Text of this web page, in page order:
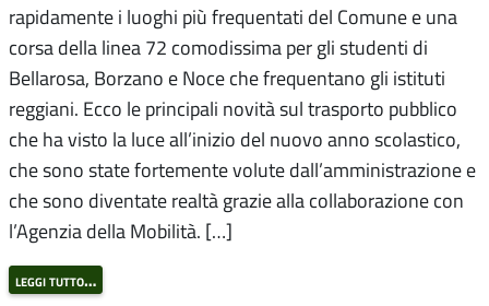
rapidamente i luoghi più frequentati del Comune e una
corsa della linea 72 comodissima per gli studenti di
Bellarosa, Borzano e Noce che frequentano gli istituti
reggiani. Ecco le principali novità sul trasporto pubblico
che ha visto la luce all’inizio del nuovo anno scolastico,
che sono state fortemente volute dall’amministrazione e
che sono diventate realtà grazie alla collaborazione con
l’Agenzia della Mobilità. […]
leggi tutto…